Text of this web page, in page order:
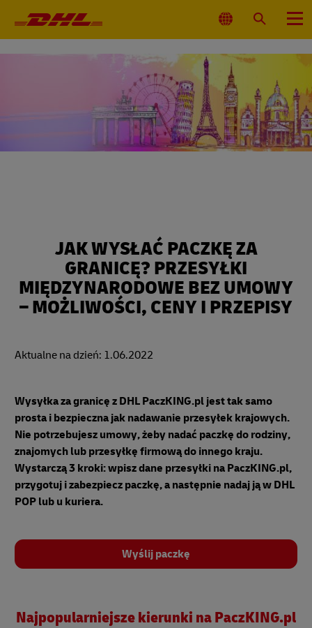
główna
Wybierz
lokalizacjęj
Wyszukaj
Menu
JAK WYSŁAĆ PACZKĘ ZA
GRANICĘ? PRZESYŁKI
MIĘDZYNARODOWE BEZ UMOWY
– MOŻLIWOŚCI, CENY I PRZEPISY
Aktualne na dzień: 1.06.2022
Wysyłka za granicę z DHL PaczKING.pl jest tak samo
prosta i bezpieczna jak nadawanie przesyłek krajowych.
Nie potrzebujesz umowy, żeby nadać paczkę do rodziny,
znajomych lub przesyłkę firmową do innego kraju.
Wystarczą 3 kroki: wpisz dane przesyłki na PaczKING.pl,
przygotuj i zabezpiecz paczkę, a następnie nadaj ją w DHL
POP lub u kuriera.
Wyślij paczkę
Najpopularniejsze kierunki na PaczKING.pl